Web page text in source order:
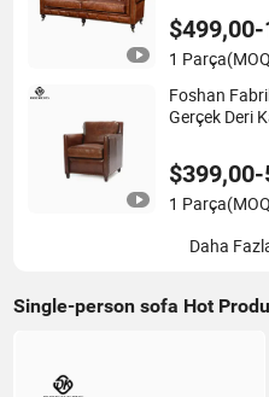
1 Parça
Foshan
Gerçek Deri
1 Parça
Daha
Single-person sofa Hot